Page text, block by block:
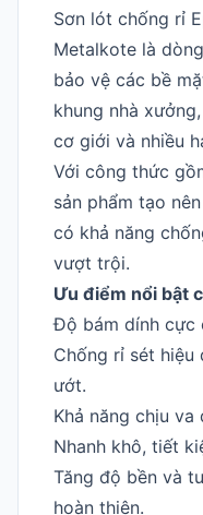
Sơn lót chống rỉ
Metalkote là
bảo vệ các bề
khung nhà
cơ giới và nhiều
Với công thức
sản phẩm tạo
có khả năng
vượt trội.
Ưu điểm nổi bật
Độ bám dính cực
Chống rỉ sét
ướt.
Khả năng chịu
Nhanh khô, tiết
Tăng độ bền và
hoàn thiện.